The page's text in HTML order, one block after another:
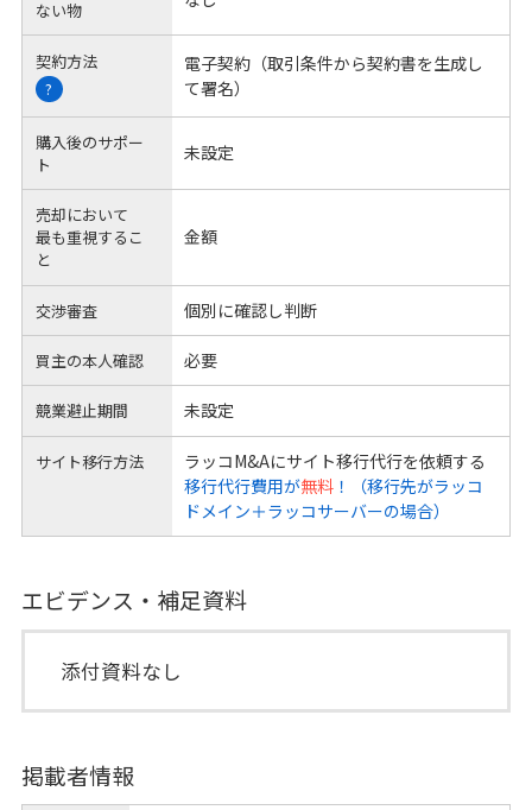
ない物
契約方法
?
電子契約（取引条件から契約書を生成し
て署名）
購入後のサポー
ト
未設定
売却において
最も重視するこ
と
金額
交渉審査 個別に確認し判断
買主の本人確認 必要
競業避止期間 未設定
サイト移行方法
ラッコM&Aにサイト移行代行を依頼する
移行代行費用が無料！（移行先がラッコ
ドメイン＋ラッコサーバーの場合）
エビデンス・補足資料
添付資料なし
掲載者情報